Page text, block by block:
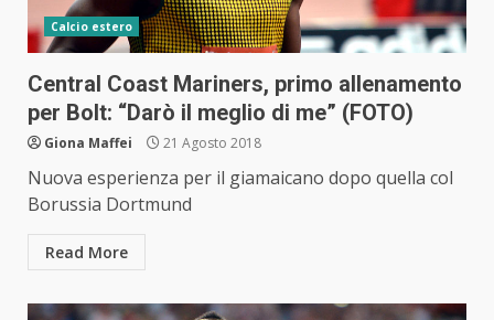
Calcio estero
Central Coast Mariners, primo allenamento
per Bolt: “Darò il meglio di me” (FOTO)
Giona Maffei 21 Agosto 2018
Nuova esperienza per il giamaicano dopo quella col
Borussia Dortmund
Read More